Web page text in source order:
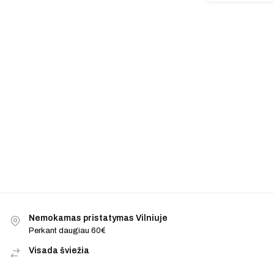
Nemokamas pristatymas Vilniuje
Perkant daugiau 60€
Visada šviežia